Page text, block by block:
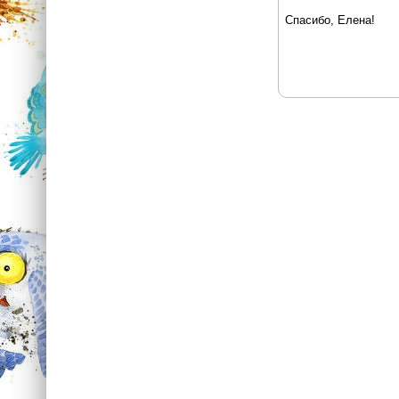
Спасибо, Елена!